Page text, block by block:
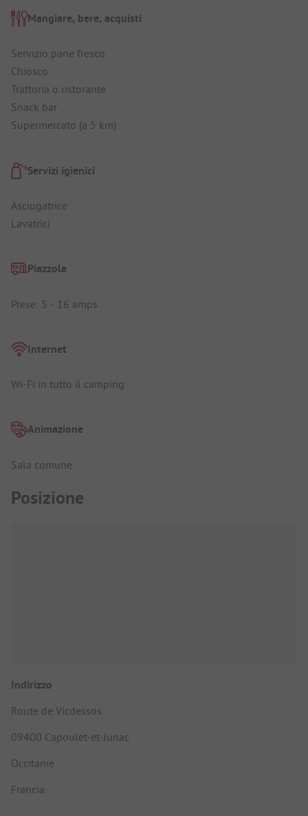
Mangiare, bere, acquisti
Servizio pane fresco
Chiosco
Trattoria o ristorante
Snack bar
Supermercato (a 5 km)
Servizi igienici
Asciugatrice
Lavatrici
Piazzola
Prese: 5 - 16 amps
Internet
Wi-Fi in tutto il camping
Animazione
Sala comune
Posizione
Indirizzo
Route de Vicdessos
09400 Capoulet-et-Junac
Occitanie
Francia